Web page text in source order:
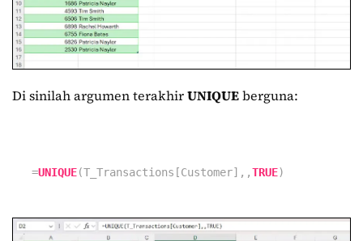
Di sinilah argumen terakhirUNIQUEberguna:
=UNIQUE(T_Transactions[Customer],,TRUE)